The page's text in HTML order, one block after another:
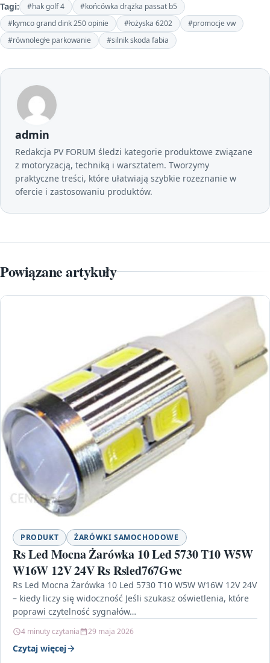
Tagi: #hak golf 4
#końcówka drążka passat b5
#kymco grand dink 250 opinie
#łożyska 6202
#promocje vw
#równoległe parkowanie
#silnik skoda fabia
admin
Redakcja PV FORUM śledzi kategorie produktowe związane
z motoryzacją, techniką i warsztatem. Tworzymy
praktyczne treści, które ułatwiają szybkie rozeznanie w
ofercie i zastosowaniu produktów.
Powiązane artykuły
PRODUKT ŻARÓWKI SAMOCHODOWE
Rs Led Mocna Żarówka 10 Led 5730 T10 W5W
W16W 12V 24V Rs Rsled767Gwc
Rs Led Mocna Żarówka 10 Led 5730 T10 W5W W16W 12V 24V
– kiedy liczy się widoczność Jeśli szukasz oświetlenia, które
poprawi czytelność sygnałów…
4 minuty czytania 29 maja 2026
Czytaj więcej